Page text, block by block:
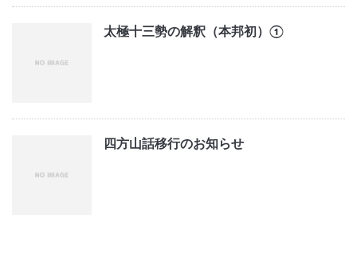
太極十三勢の解釈（本邦初）①
四方山話移行のお知らせ